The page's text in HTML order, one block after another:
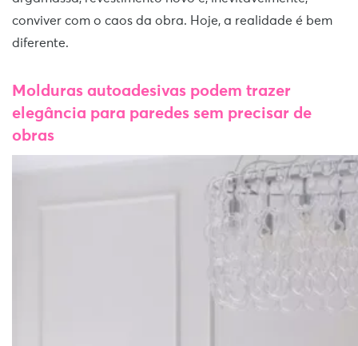
conviver com o caos da obra. Hoje, a realidade é bem
diferente.
Molduras autoadesivas podem trazer
elegância para paredes sem precisar de
obras